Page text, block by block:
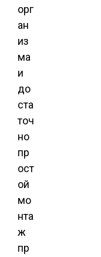
орг
ан
из
ма
и
до
ста
точ
но
пр
ост
ой
мо
нта
ж
пр